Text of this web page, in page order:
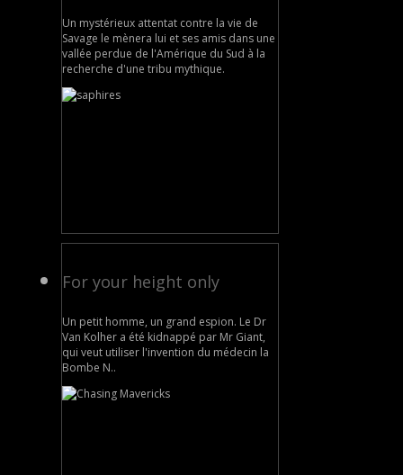
Un mystérieux attentat contre la vie de
Savage le mènera lui et ses amis dans une
vallée perdue de l'Amérique du Sud à la
recherche d'une tribu mythique.
For your height only
Un petit homme, un grand espion. Le Dr
Van Kolher a été kidnappé par Mr Giant,
qui veut utiliser l'invention du médecin la
Bombe N..